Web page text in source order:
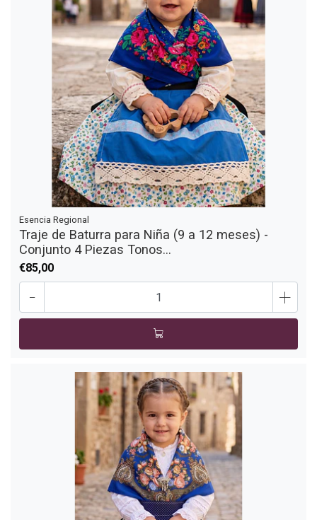
Esencia Regional
Traje de Baturra para Niña (9 a 12 meses) -
Conjunto 4 Piezas Tonos...
€85,00
- +